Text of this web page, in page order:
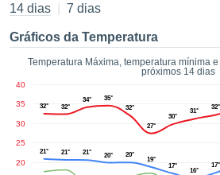
foi
por
para
que as
a este
das
e
14 dias 7 dias
Gráficos da Temperatura
Temperatura Máxima, temperatura mínima
próximos 14 dias
20
25
30
35
40
32° 32°
34°
35°
32°
27°
30°
31°
32°
21° 21° 21° 20° 20°
19°
17°
16°
17°